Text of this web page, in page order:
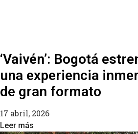
‘Vaivén’: Bogotá
una experiencia
de gran formato
17 abril, 2026
Leer más